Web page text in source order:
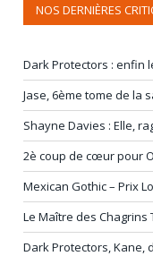
NOS DERNIÈRES
Dark Protectors : enfin
Jase, 6ème tome de la
Shayne Davies : Elle,
2è coup de cœur pour
Mexican Gothic – Prix
Le Maître des Chagrins
Dark Protectors, Kane,